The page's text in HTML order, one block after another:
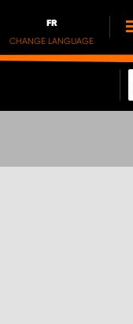
FR
CHANGE LANGUAGE